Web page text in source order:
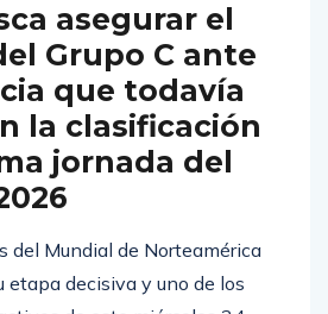
asegurar el
Grupo C ante
que todavía
la clasificación
jornada del
del Mundial de Norteamérica
etapa decisiva y uno de los